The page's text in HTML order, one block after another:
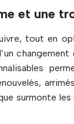
et une
tout en
surmonte